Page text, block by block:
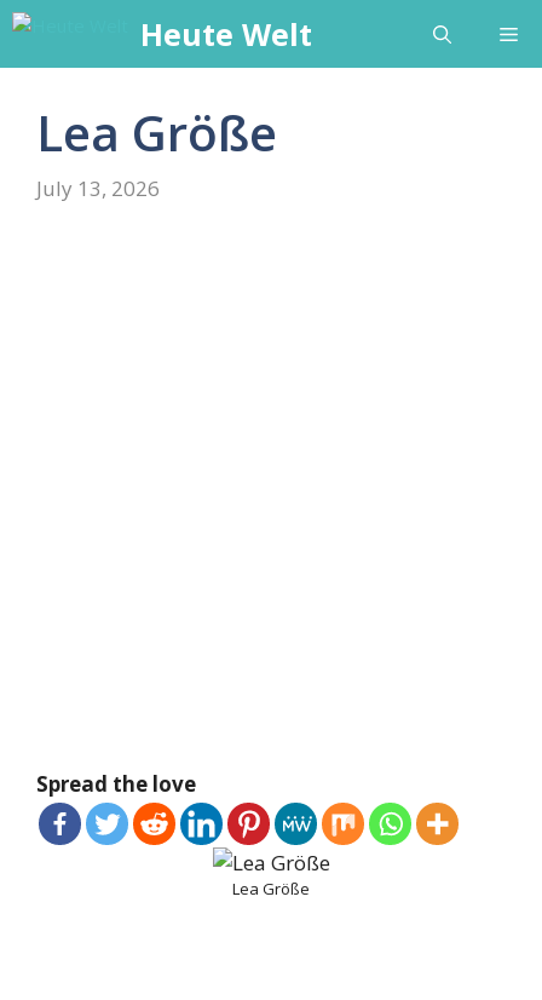
Skip
content
Heute Welt
Lea Größe
July 13, 2026
Spread the love
Lea Größe